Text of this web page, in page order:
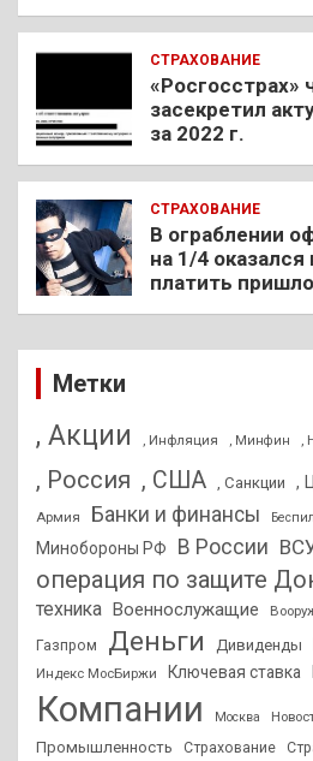
СТРАХОВАНИЕ
«Росгосстрах»
засекретил
за 2022 г.
СТРАХОВАНИЕ
В ограблении
на 1/4
платить
Метки
, Акции , Инфляция , Минфин ,
, Россия , США , Санкции ,
Армия Банки и финансы
Минобороны РФ
В России
операция по защите
техника
Военнослужащие
Газпром Деньги Дивиденды
Индекс МосБиржи Ключевая ставка
Компании Москва
Промышленность Страхование